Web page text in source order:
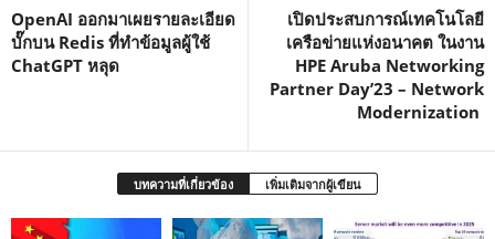
OpenAI ออกมาเผยรายละเอียด
บั๊กบน Redis ที่ทำข้อมูลผู้ใช้
ChatGPT หลุด
เปิดประสบการณ์เทคโนโลยี
เครือข่ายแห่งอนาคต ในงาน
HPE Aruba Networking
Partner Day’23 – Network
Modernization
บทความที่เกี่ยวข้อง เพิ่มเติมจากผู้เขียน